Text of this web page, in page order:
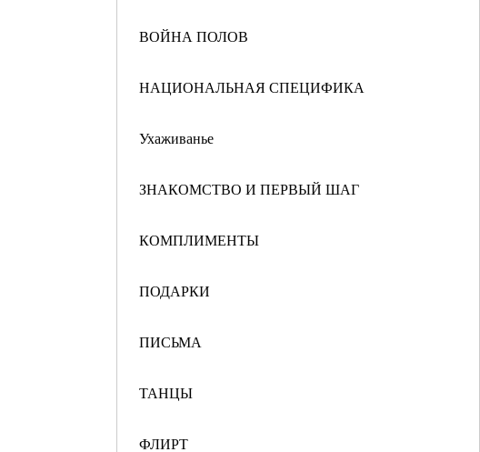
ВОЙНА ПОЛОВ
НАЦИОНАЛЬНАЯ СПЕЦИФИКА
Ухаживанье
ЗНАКОМСТВО И ПЕРВЫЙ ШАГ
КОМПЛИМЕНТЫ
ПОДАРКИ
ПИСЬМА
ТАНЦЫ
ФЛИРТ